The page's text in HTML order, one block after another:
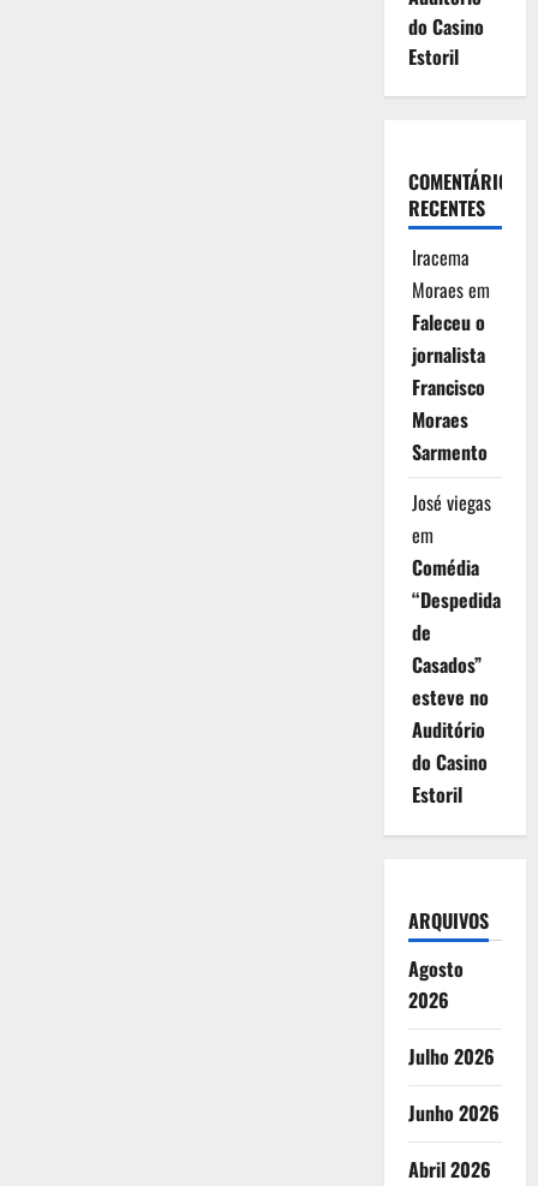
do Casino
Estoril
COMENTÁRIOS
RECENTES
Iracema
Moraesem
Faleceu o
jornalista
Francisco
Moraes
Sarmento
José viegas
em
Comédia
“Despedida
de
Casados”
esteve no
Auditório
do Casino
Estoril
ARQUIVOS
Agosto
2026
Julho 2026
Junho 2026
Abril 2026